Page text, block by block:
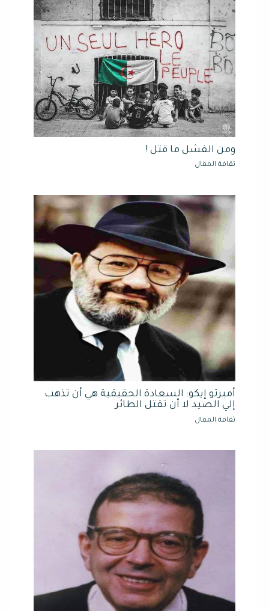
ومن الفشل ما قتل !
ثقافة المقال
أمبرتو إيكو: السعادة الحقيقية هي أن تذهب
إلي الصيد لا أن تقتل الطائر
ثقافة المقال